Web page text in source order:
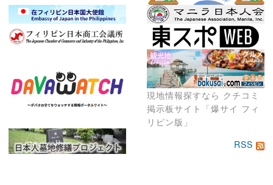
現地情報探すなら クチコミ
掲示板サイト「爆サイ フィ
リピン版」
RSS